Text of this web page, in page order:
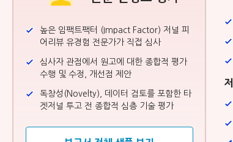
높은 임팩트팩터 (Impact Factor) 저널 피
어리뷰 유경험 전문가가 직접 심사
심사자 관점에서 원고에 대한 종합적 평가
수행 및 수정, 개선점 제안
독창성(Novelty), 데이터 검토를 포함한 타
겟저널 투고 전 종합적 심층 기술 평가